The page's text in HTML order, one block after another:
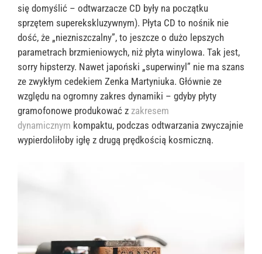
się domyślić – odtwarzacze CD były na początku
sprzętem superekskluzywnym). Płyta CD to nośnik nie
dość, że „niezniszczalny”, to jeszcze o dużo lepszych
parametrach brzmieniowych, niż płyta winylowa. Tak jest,
sorry hipsterzy. Nawet japoński „superwinyl” nie ma szans
ze zwykłym cedekiem Zenka Martyniuka. Głównie ze
względu na ogromny zakres dynamiki – gdyby płyty
gramofonowe produkować z zakresem
dynamicznym kompaktu, podczas odtwarzania zwyczajnie
wypierdoliłoby igłę z drugą prędkością kosmiczną.